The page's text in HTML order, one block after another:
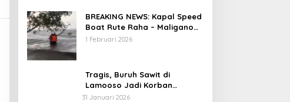
BREAKING NEWS: Kapal Speed
Boat Rute Raha – Maligano
Tenggelam Dihantam Angin
1 Februari 2026
Tragis, Buruh Sawit di
Lamooso Jadi Korban
Serangan Senjata Tajam,
31 Januari 2026